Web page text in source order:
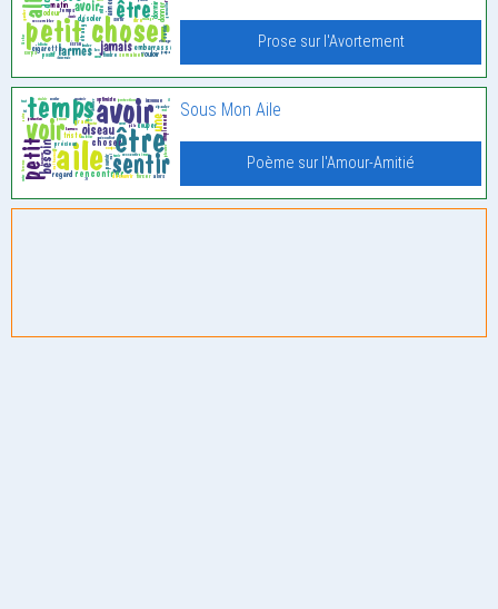
Prose sur l'Avortement
Sous Mon Aile
Poème sur l'Amour-Amitié